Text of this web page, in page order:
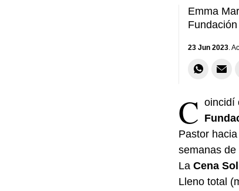
Emma
23 Jun 2023.
C oincidí
Pastor
semanas
La Cena
Lleno total